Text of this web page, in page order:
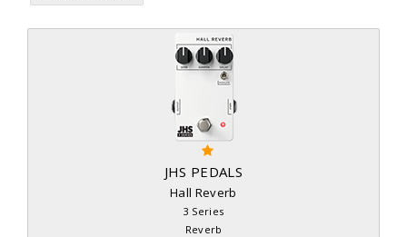
JHS PEDALS
Hall Reverb
3 Series
Reverb